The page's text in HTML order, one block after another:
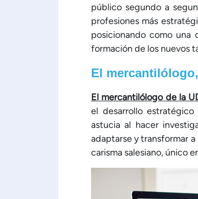
público segundo a
profesiones más
posicionando como una
formación de los nuevos
El
El mercantilólogo de la
el desarrollo
astucia al hacer
adaptarse y transformar
carisma salesiano, único